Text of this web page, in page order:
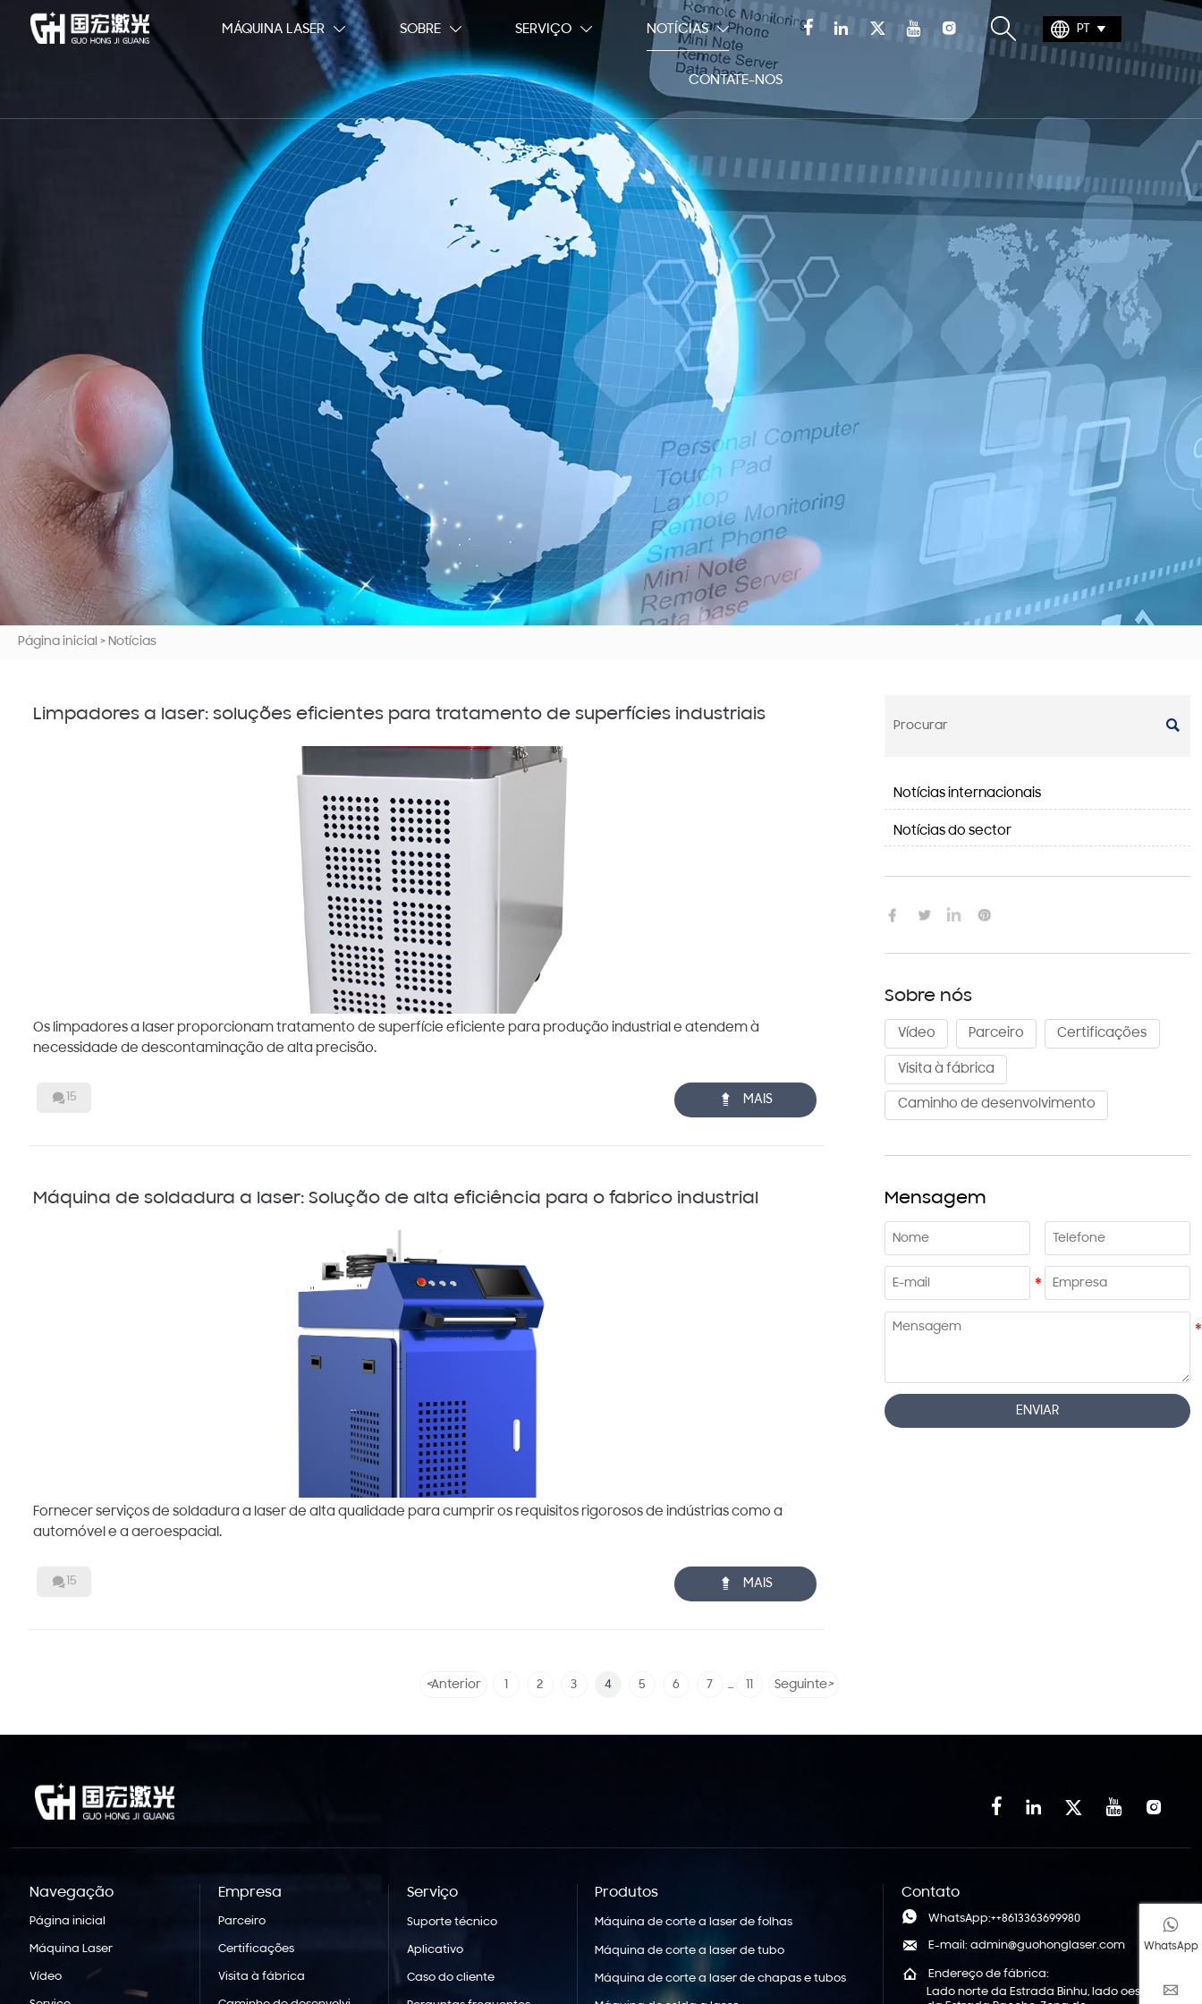
MÁQUINA LASER  SOBRE  SERVIÇO  NOTÍCIAS 
CONTATE-NOS
       PT 
Página inicial > Notícias
Limpadores a laser: soluções eficientes para tratamento de superfícies industriais
Os limpadores a laser proporcionam tratamento de superfície eficiente para produção industrial e atendem à
necessidade de descontaminação de alta precisão.
 15  MAIS
Máquina de soldadura a laser: Solução de alta eficiência para o fabrico industrial
Fornecer serviços de soldadura a laser de alta qualidade para cumprir os requisitos rigorosos de indústrias como a
automóvel e a aeroespacial.
 15  MAIS
<Anterior 1 2 3 4 5 6 7 ... 11 Seguinte>

Notícias internacionais
Notícias do sector

Sobre nós
Vídeo Parceiro Certificações
Visita à fábrica
Caminho de desenvolvimento
Mensagem
ENVIAR
    
Navegação
Página inicial
Máquina Laser
Vídeo
Empresa
Parceiro
Certificações
Visita à fábrica
Serviço
Suporte técnico
Aplicativo
Caso do cliente
Produtos
Máquina de corte a laser de folhas
Máquina de corte a laser de tubo
Máquina de corte a laser de chapas e tubos
Contato
 WhatsApp:++8613363699980
 E-mail: admin@guohonglaser.com

Endereço de fábrica:
Lado norte da Estrada Binhu, lado oeste

WhatsApp
